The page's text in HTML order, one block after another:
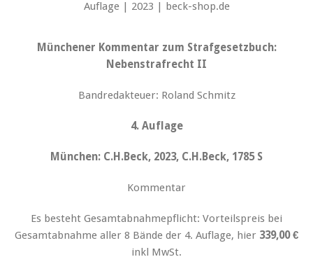
Münchener Kommentar zum Strafgesetzbuch:
Nebenstrafrecht II
Bandredakteuer: Roland Schmitz
4. Auflage
München: C.H.Beck, 2023, C.H.Beck, 1785 S
Kommentar
Es besteht Gesamtabnahmepflicht: Vorteilspreis bei
Gesamtabnahme aller 8 Bände der 4. Auflage, hier 339,00 €
inkl MwSt.